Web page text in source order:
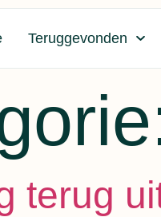
Teruggevonden
terug